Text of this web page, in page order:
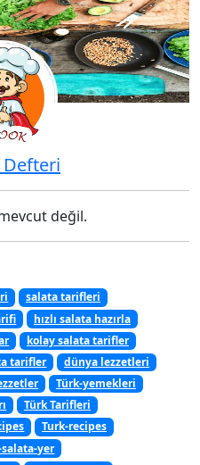
değil.
salata tarifleri
hızlı salata hazırla
kolay salata tarifler
tarifler
dünya lezzetleri
Türk-yemekleri
Türk Tarifleri
Turk-recipes
yer